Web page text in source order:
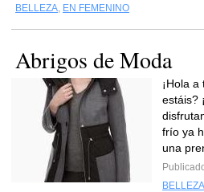
BELLEZA, EN FEMENINO
Abrigos de Moda
¡Hola
estáis?
frío ya
una
BELLEZA